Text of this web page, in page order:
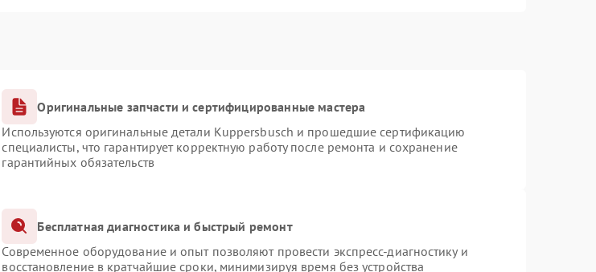
Оригинальные запчасти и сертифицированные мастера
Используются оригинальные детали Kuppersbusch и прошедшие сертификацию
специалисты, что гарантирует корректную работу после ремонта и сохранение
гарантийных обязательств
Бесплатная диагностика и быстрый ремонт
Современное оборудование и опыт позволяют провести экспресс-диагностику и
восстановление в кратчайшие сроки, минимизируя время без устройства